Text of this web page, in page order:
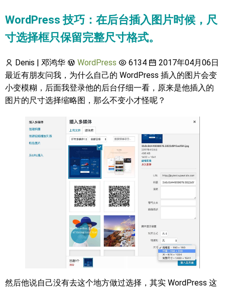
WordPress 技巧：在后台插入图片时候，尺
寸选择框只保留完整尺寸格式。
Denis | 邓鸿华 WordPress 6134
2017年04月06日
最近有朋友问我，为什么自己的 WordPress 插入的图片会变
小变模糊，后面我登录他的后台仔细一看，原来是他插入的
图片的尺寸选择缩略图，那么不变小才怪呢？
然后他说自己没有去这个地方做过选择，其实 WordPress 这